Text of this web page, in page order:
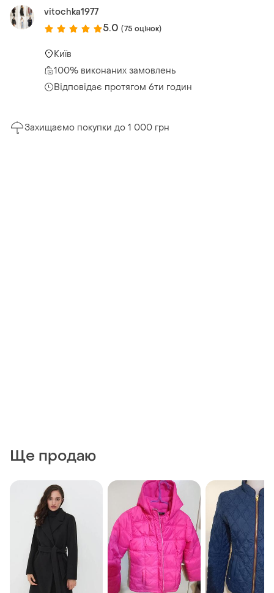
vitochka1977
5.0 (75 оцінок)
Київ
100% виконаних замовлень
Відповідає протягом 6ти годин
Захищаємо покупки до 1 000 грн
Ще продаю